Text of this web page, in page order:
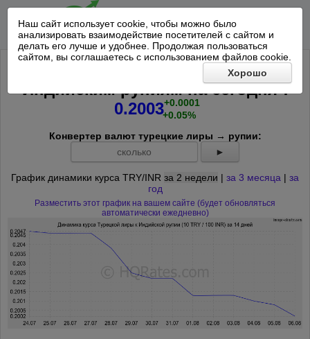
Наш сайт использует cookie, чтобы можно было
анализировать взаимодействие посетителей с сайтом и
делать его лучше и удобнее. Продолжая пользоваться
сайтом, вы соглашаетесь с использованием файлов cookie.
Хорошо
Курс 10 Турецкая лира к 100
Индийским рупиям насегодня*:
0.2003+0.0001
+0.05%
Конвертер валют турецкие лиры → рупии:
►
График динамики курса TRY/INR за 2 недели | за 3 месяца | за
год
Разместить этот график на вашем сайте (будет обновляться
автоматически ежедневно)